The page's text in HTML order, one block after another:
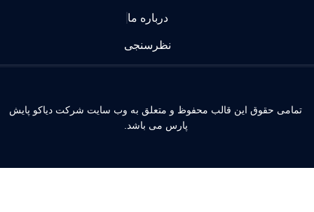
درباره ما
نظرسنجی
حقوق این قالب محفوظ و متعلق به وب سایت شرکت دیاکو پایش
پارس می باشد.